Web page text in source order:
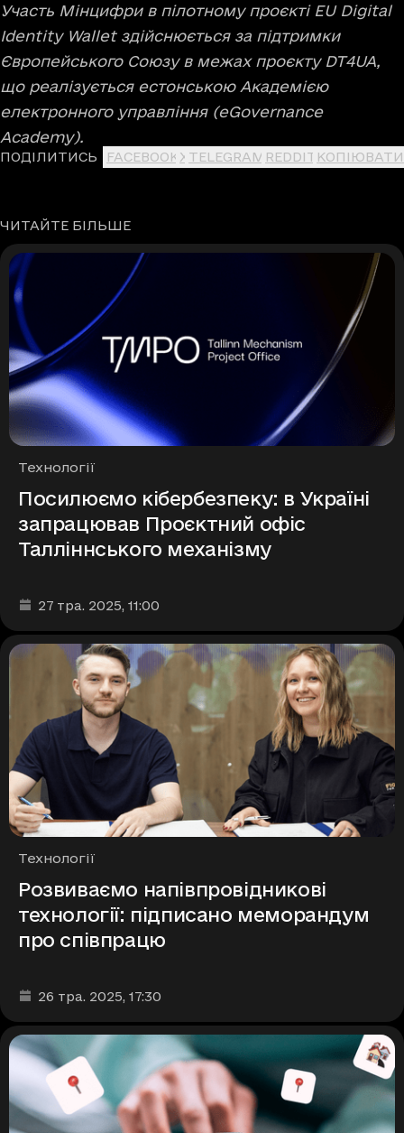
Участь Мінцифри в пілотному проєкті EU Digital
Identity Wallet здійснюється за підтримки
Європейського Союзу в межах проєкту DT4UA,
що реалізується естонською Академією
електронного управління (eGovernance
Academy).
ПОДІЛИТИСЬ FACEBOOK X TELEGRAM REDDIT КОПІЮВАТИ
ЧИТАЙТЕ БІЛЬШЕ
Рубрики
Технології
Посилюємо кібербезпеку: в Україні
запрацював Проєктний офіс
Талліннського механізму
Дата та час публікації
27 тра. 2025, 11:00
Рубрики
Технології
Розвиваємо напівпровідникові
технології: підписано меморандум
про співпрацю
Дата та час публікації
26 тра. 2025, 17:30